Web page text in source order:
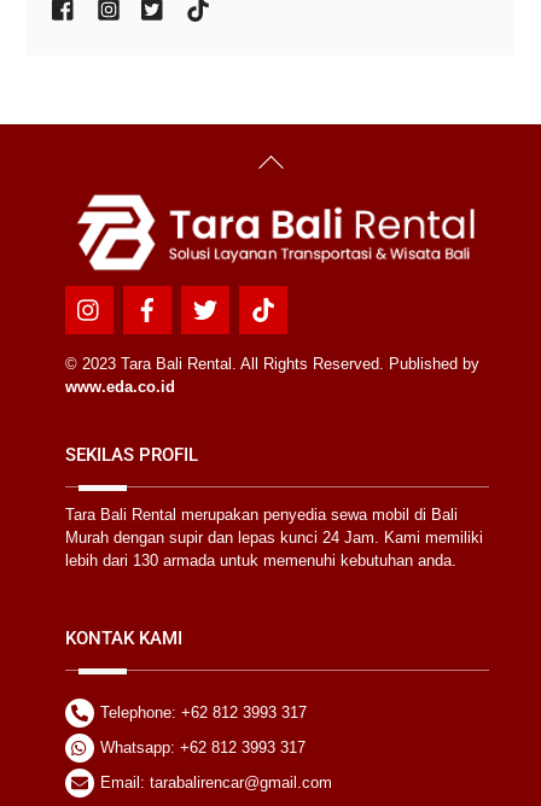
Back
Icon
label
Icon
label
Icon
label
Icon
label
© 2023 Tara Bali Rental. All Rights Reserved. Published by
www.eda.co.id
SEKILAS PROFIL
Tara Bali Rental merupakan penyedia sewa mobil di Bali
Murah dengan supir dan lepas kunci 24 Jam. Kami memiliki
lebih dari 130 armada untuk memenuhi kebutuhan anda.
KONTAK KAMI
Telephone: +62 812 3993 317
Whatsapp: +62 812 3993 317
Email: tarabalirencar@gmail.com